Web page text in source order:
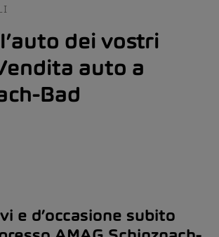
dei vostri
auto a
Bad
e d’occasione subito